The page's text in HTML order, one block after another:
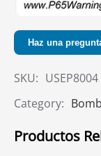
Haz una
SKU: USEP8004
Category:
Productos